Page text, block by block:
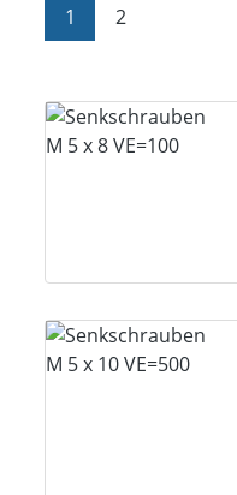
Seite
1 Seite
2